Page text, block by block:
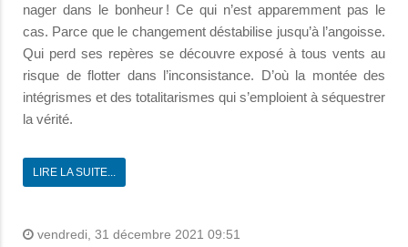
nager dans le bonheur ! Ce qui n’est apparemment pas le
cas. Parce que le changement déstabilise jusqu’à l’angoisse.
Qui perd ses repères se découvre exposé à tous vents au
risque de flotter dans l’inconsistance. D’où la montée des
intégrismes et des totalitarismes qui s’emploient à séquestrer
la vérité.
LIRE LA SUITE...
vendredi, 31 décembre 2021 09:51